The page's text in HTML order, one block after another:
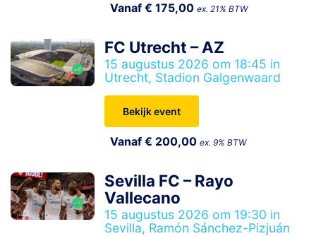
Vanaf € 175,00ex. 21% BTW
FC Utrecht – AZ
15 augustus 2026 om 18:45 in
Utrecht, Stadion Galgenwaard
Bekijk event
Vanaf € 200,00ex. 9% BTW
Sevilla FC – Rayo
Vallecano
15 augustus 2026 om 19:30 in
Sevilla, Ramón Sánchez-Pizjuán